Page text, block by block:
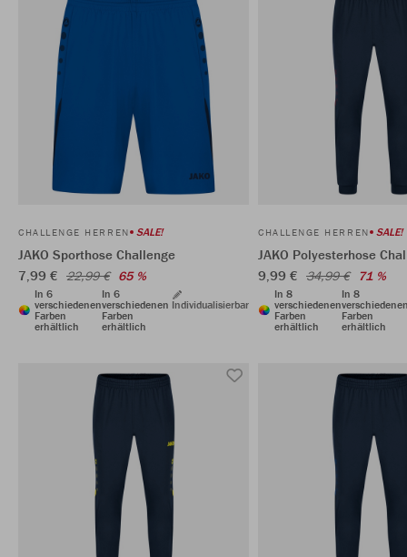
CHALLENGE HERREN SALE!
JAKO Sporthose Challenge
7,99 € 22,99 € 65 %
In 6
verschiedenen
Farben
erhältlich
In 6
verschiedenen
Farben
erhältlich
Individualisierbar
CHALLENGE HERREN SALE!
JAKO Polyesterhose
9,99 € 34,99 € 71 %
In 8
verschiedenen
Farben
erhältlich
In 8
Farben
erhältlich